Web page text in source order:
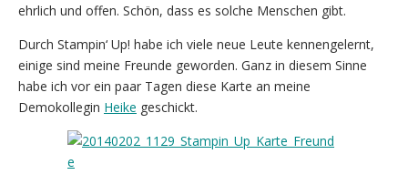
ehrlich und offen. Schön, dass es solche Menschen gibt.
Durch Stampin‘ Up! habe ich viele neue Leute kennengelernt,
einige sind meine Freunde geworden. Ganz in diesem Sinne
habe ich vor ein paar Tagen diese Karte an meine
Demokollegin Heike geschickt.